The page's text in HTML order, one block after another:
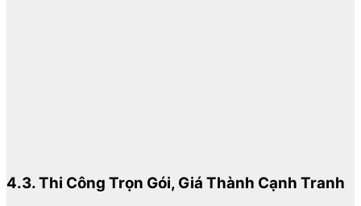
4.3. Thi Công Trọn Gói, Giá Thành Cạnh Tranh